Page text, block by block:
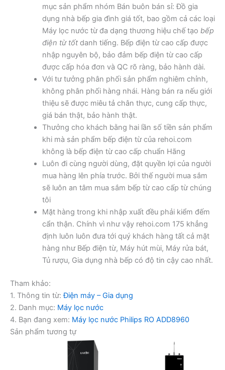
mục sản phẩm nhóm Bán buôn bán sỉ: Đồ gia
dụng nhà bếp gia đình giá tốt, bao gồm cả các loại
Máy lọc nước từ đa dạng thương hiệu chế tạo bếp
điện từ tốtdanh tiếng. Bếp điện từ cao cấp được
nhập nguyên bộ, bảo đảm bếp điện từ cao cấp
được cấp hóa đơn và QC rõ ràng, bảo hành dài.
Với tư tưởng phân phối sản phẩm nghiêm chỉnh,
không phân phối hàng nhái. Hàng bán ra nếu giới
thiệu sẽ được miêu tả chân thực, cung cấp thực,
giá bán thật, bảo hành thật.
Thưởng cho khách bằng hai lần số tiền sản phẩm
khi mà sản phẩm bếp điện từ của rehoi.com
không là bếp điện từ cao cấp chuẩn Hãng
Luôn đi cùng người dùng, đặt quyền lợi của người
mua hàng lên phía trước. Bởi thế người mua sắm
sẽ luôn an tâm mua sắm bếp từ cao cấp từ chúng
tôi
Mặt hàng trong khi nhập xuất đều phải kiểm đếm
cẩn thận. Chính vì như vậy rehoi.com 175 khẳng
định luôn luôn đưa tới quý khách hàng tất cả mặt
hàng như Bếp điện từ, Máy hút mùi, Máy rửa bát,
Tủ rượu, Gia dụng nhà bếp có độ tin cậy cao nhất.
Tham khảo:
1. Thông tin từ:Điện máy – Gia dụng
2. Danh mục: Máy lọc nước
4. Bạn đang xem: Máy lọc nước Philips RO ADD8960
Sản phẩm tương tự